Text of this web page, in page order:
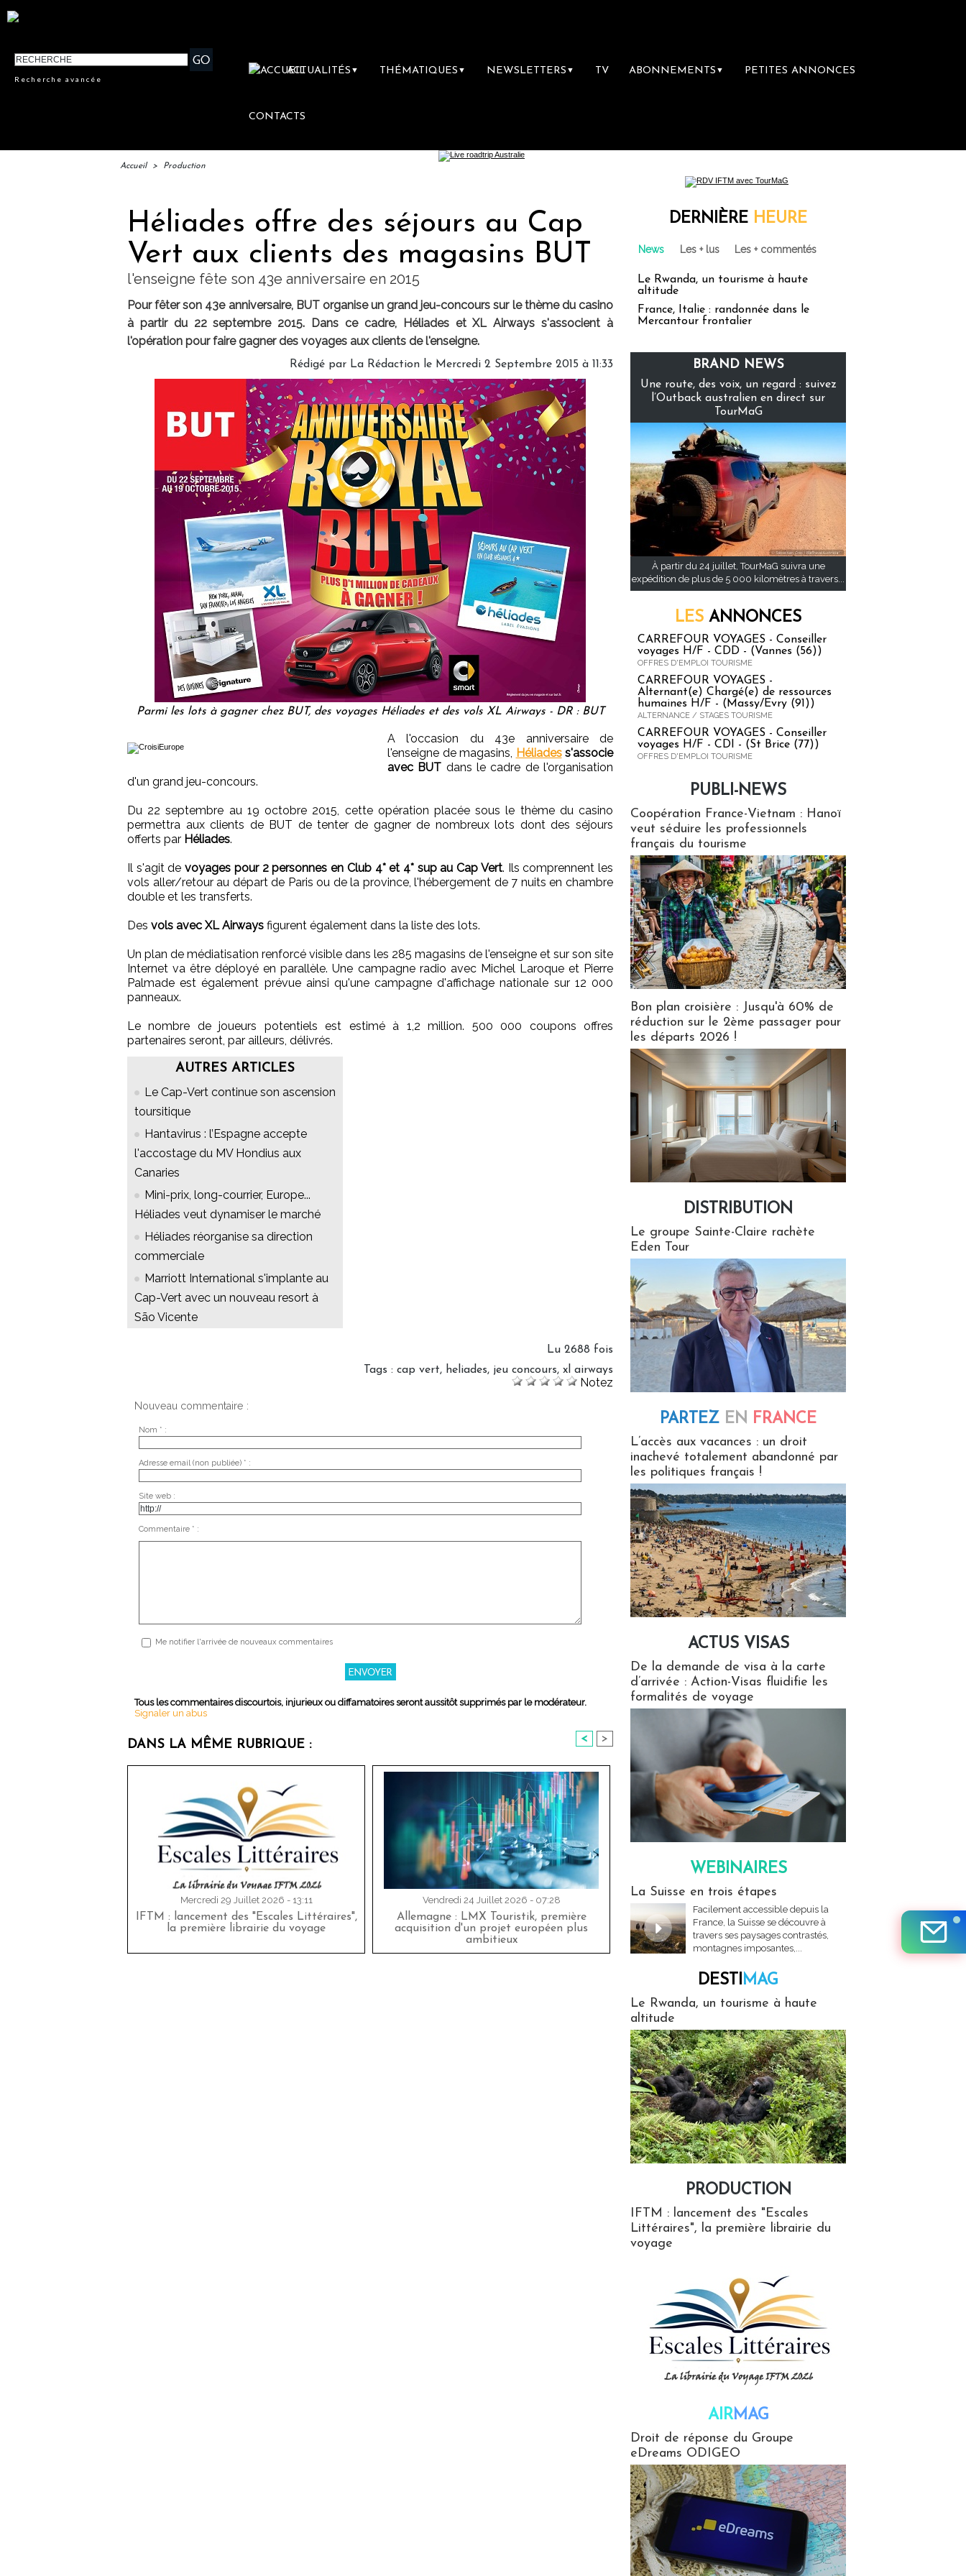
Recherche avancée
ACTUALITÉS ▼ THÉMATIQUES ▼ NEWSLETTERS ▼ TV ABONNEMENTS ▼ PETITES ANNONCES
CONTACTS
Accueil > Production
Héliades offre des séjours au Cap
Vert aux clients des magasins BUT
l'enseigne fête son 43e anniversaire en 2015
Pour fêter son 43e anniversaire, BUT organise un grand jeu-concours sur le thème du casino
à partir du 22 septembre 2015. Dans ce cadre, Héliades et XL Airways s'associent à
l'opération pour faire gagner des voyages aux clients de l'enseigne.
Rédigé par La Rédaction le Mercredi 2 Septembre 2015 à 11:33
Parmi les lots à gagner chez BUT, des voyages Héliades et des vols XL Airways - DR : BUT
A l'occasion du 43e anniversaire de
l'enseigne de magasins, Héliades s'associe
avec BUT dans le cadre de l'organisation
d'un grand jeu-concours.
Du 22 septembre au 19 octobre 2015, cette opération placée sous le thème du casino
permettra aux clients de BUT de tenter de gagner de nombreux lots dont des séjours
offerts par Héliades.
Il s'agit devoyages pour 2 personnes en Club 4* et 4* sup au Cap Vert. Ils comprennent les
vols aller/retour au départ de Paris ou de la province, l'hébergement de 7 nuits en chambre
double et les transferts.
Des vols avec XL Airways figurent également dans la liste des lots.
Un plan de médiatisation renforcé visible dans les 285 magasins de l'enseigne et sur son site
Internet va être déployé en parallèle. Une campagne radio avec Michel Laroque et Pierre
Palmade est également prévue ainsi qu'une campagne d'affichage nationale sur 12 000
panneaux.
Le nombre de joueurs potentiels est estimé à 1,2 million. 500 000 coupons offres
partenaires seront, par ailleurs, délivrés.
AUTRES ARTICLES
Le Cap-Vert continue son ascension
toursitique
Hantavirus : l’Espagne accepte
l'accostage du MV Hondius aux
Canaries
Mini-prix, long-courrier, Europe...
Héliades veut dynamiser le marché
Héliades réorganise sa direction
commerciale
Marriott International s'implante au
Cap-Vert avec un nouveau resort à
São Vicente
Lu 2688 fois
Tags : cap vert, heliades, jeu concours, xl airways
Notez
Nouveau commentaire :
Nom * :
Adresse email (non publiée) * :
Site web :
Commentaire * :
Me notifier l'arrivée de nouveaux commentaires
Tous les commentaires discourtois, injurieux ou diffamatoires seront aussitôt supprimés par le modérateur.
Signaler un abus
DANS LA MÊME RUBRIQUE : < >
Mercredi 29 Juillet 2026 - 13:11
IFTM : lancement des "Escales Littéraires",
la première librairie du voyage
Vendredi 24 Juillet 2026 - 07:28
Allemagne : LMX Touristik, première
acquisition d'un projet européen plus
ambitieux
DERNIÈRE HEURE
News Les + lus Les + commentés
Le Rwanda, un tourisme à haute
altitude
France, Italie : randonnée dans le
Mercantour frontalier
BRAND NEWS
Une route, des voix, un regard : suivez
l’Outback australien en direct sur
TourMaG
À partir du 24 juillet, TourMaG suivra une
expédition de plus de 5 000 kilomètres à travers...
LES ANNONCES
CARREFOUR VOYAGES - Conseiller
voyages H/F - CDD - (Vannes (56))
OFFRES D'EMPLOI TOURISME
CARREFOUR VOYAGES -
Alternant(e) Chargé(e) de ressources
humaines H/F - (Massy/Evry (91))
ALTERNANCE / STAGES TOURISME
CARREFOUR VOYAGES - Conseiller
voyages H/F - CDI - (St Brice (77))
OFFRES D'EMPLOI TOURISME
PUBLI-NEWS
Coopération France-Vietnam : Hanoï
veut séduire les professionnels
français du tourisme
Bon plan croisière : Jusqu'à 60% de
réduction sur le 2ème passager pour
les départs 2026 !
DISTRIBUTION
Le groupe Sainte-Claire rachète
Eden Tour
PARTEZ EN FRANCE
L’accès aux vacances : un droit
inachevé totalement abandonné par
les politiques français !
ACTUS VISAS
De la demande de visa à la carte
d’arrivée : Action-Visas fluidifie les
formalités de voyage
WEBINAIRES
La Suisse en trois étapes
Facilement accessible depuis la
France, la Suisse se découvre à
travers ses paysages contrastés,
montagnes imposantes,...
DESTIMAG
Le Rwanda, un tourisme à haute
altitude
PRODUCTION
IFTM : lancement des "Escales
Littéraires", la première librairie du
voyage
AIRMAG
Droit de réponse du Groupe
eDreams ODIGEO